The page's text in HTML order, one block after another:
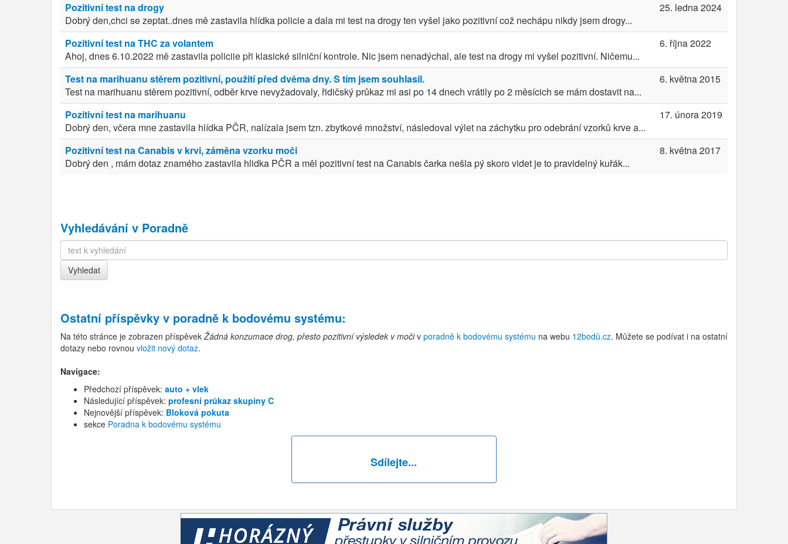
Pozitivní test na drogy
Dobrý den,chci se zeptat..dnes mě zastavila hlídka policie a dala mi test na drogy ten vyšel jako pozitivní což nechápu nikdy jsem drogy...
25. ledna 2024
Pozitivní test na THC za volantem
Ahoj, dnes 6.10.2022 mě zastavila policiie při klasické silniční kontrole. Nic jsem nenadýchal, ale test na drogy mi vyšel pozitivní. Ničemu...
6. října 2022
Test na marihuanu stěrem pozitivní, použití před dvěma dny. S tím jsem souhlasil.
Test na marihuanu stěrem pozitivní, odběr krve nevyžadovaly, řidičský průkaz mi asi po 14 dnech vrátily po 2 měsícich se mám dostavit na...
6. května 2015
Pozitivní test na marihuanu
Dobrý den, včera mne zastavila hlídka PČR, nalízala jsem tzn. zbytkové množství, následoval výlet na záchytku pro odebrání vzorků krve a...
17. února 2019
Pozitivní test na Canabis v krvi, záměna vzorku moči
Dobrý den , mám dotaz znamého zastavila hlidka PČR a měl pozitivní test na Canabis čarka nešla pý skoro videt je to pravidelný kuřák...
8. května 2017
Vyhledávání v Poradně
Ostatní příspěvky v poradně k bodovému systému:
Na této stránce je zobrazen příspěvekŽádná konzumace drog, přesto pozitivní výsledek v močiv poradně k bodovému systému na webu 12bodů.cz. Můžete se podívat i na ostatní
dotazy nebo rovnou vložit nový dotaz.
Navigace:
Předchozí příspěvek: auto + vlek
Následující příspěvek: profesní průkaz skupiny C
Nejnovější příspěvek: Bloková pokuta
sekce Poradna k bodovému systému
Sdílejte...